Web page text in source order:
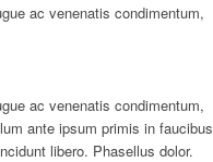
ac venenatis condimentum,
ac venenatis condimentum,
ante ipsum primis in faucibus
libero. Phasellus dolor.